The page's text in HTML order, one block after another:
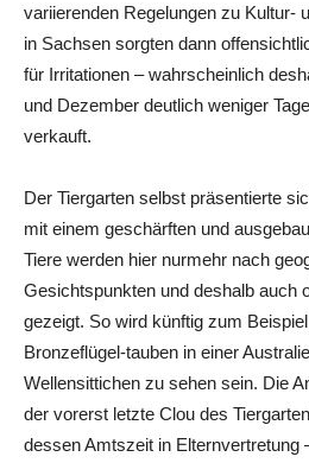
variierenden Regelungen zu Kultur-
in Sachsen sorgten dann
für Irritationen – wahrscheinlich
und Dezember deutlich weniger
verkauft.
Der Tiergarten selbst präsentierte
mit einem geschärften und
Tiere werden hier nurmehr nach
Gesichtspunkten und deshalb auch
gezeigt. So wird künftig zum
Bronzeflügel-tauben in einer
Wellensittichen zu sehen sein. Die
der vorerst letzte Clou des
dessen Amtszeit in Elternvertretung